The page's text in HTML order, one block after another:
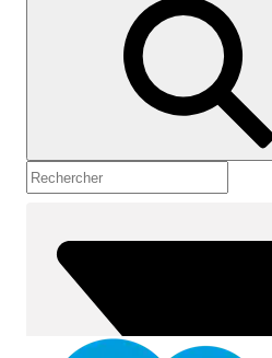
Afficher la table des
matières
Table des matières